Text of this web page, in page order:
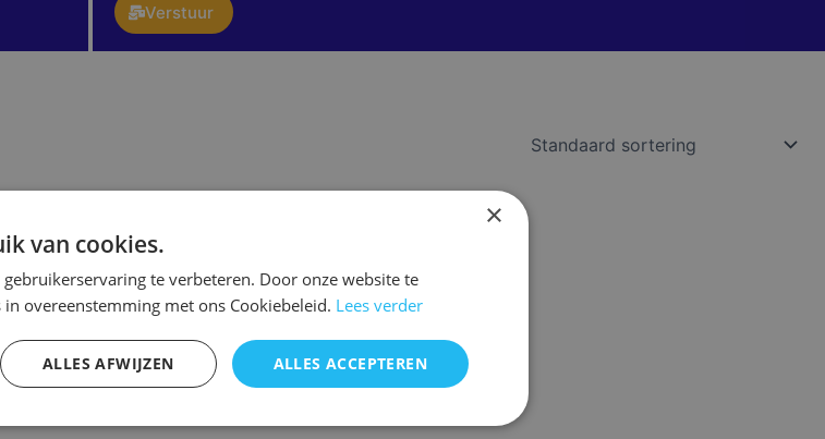
Verstuur
×
van cookies.
te verbeteren. Door onze website te
overeenstemming met ons Cookiebeleid. Lees verder
ALLES ACCEPTEREN
ALLES AFWIJZEN